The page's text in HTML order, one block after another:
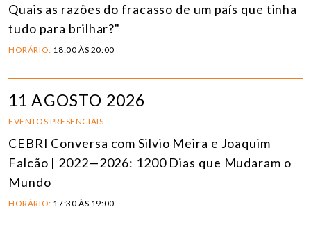
Quais as razões do fracasso de um país que tinha
tudo para brilhar?"
HORÁRIO: 18:00 ÀS 20:00
11 AGOSTO 2026
EVENTOS PRESENCIAIS
CEBRI Conversa com Silvio Meira e Joaquim
Falcão | 2022—2026: 1200 Dias que Mudaram o
Mundo
HORÁRIO: 17:30 ÀS 19:00